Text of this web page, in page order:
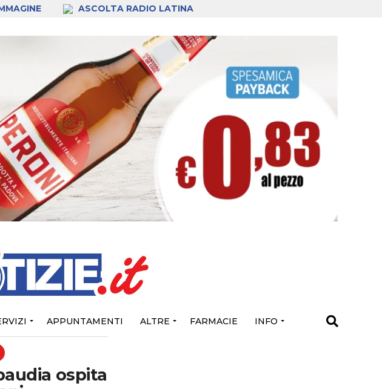
ASCOLTA RADIO LATINA
APPUNTAMENTI ALTRE FARMACIE INFO
ospita